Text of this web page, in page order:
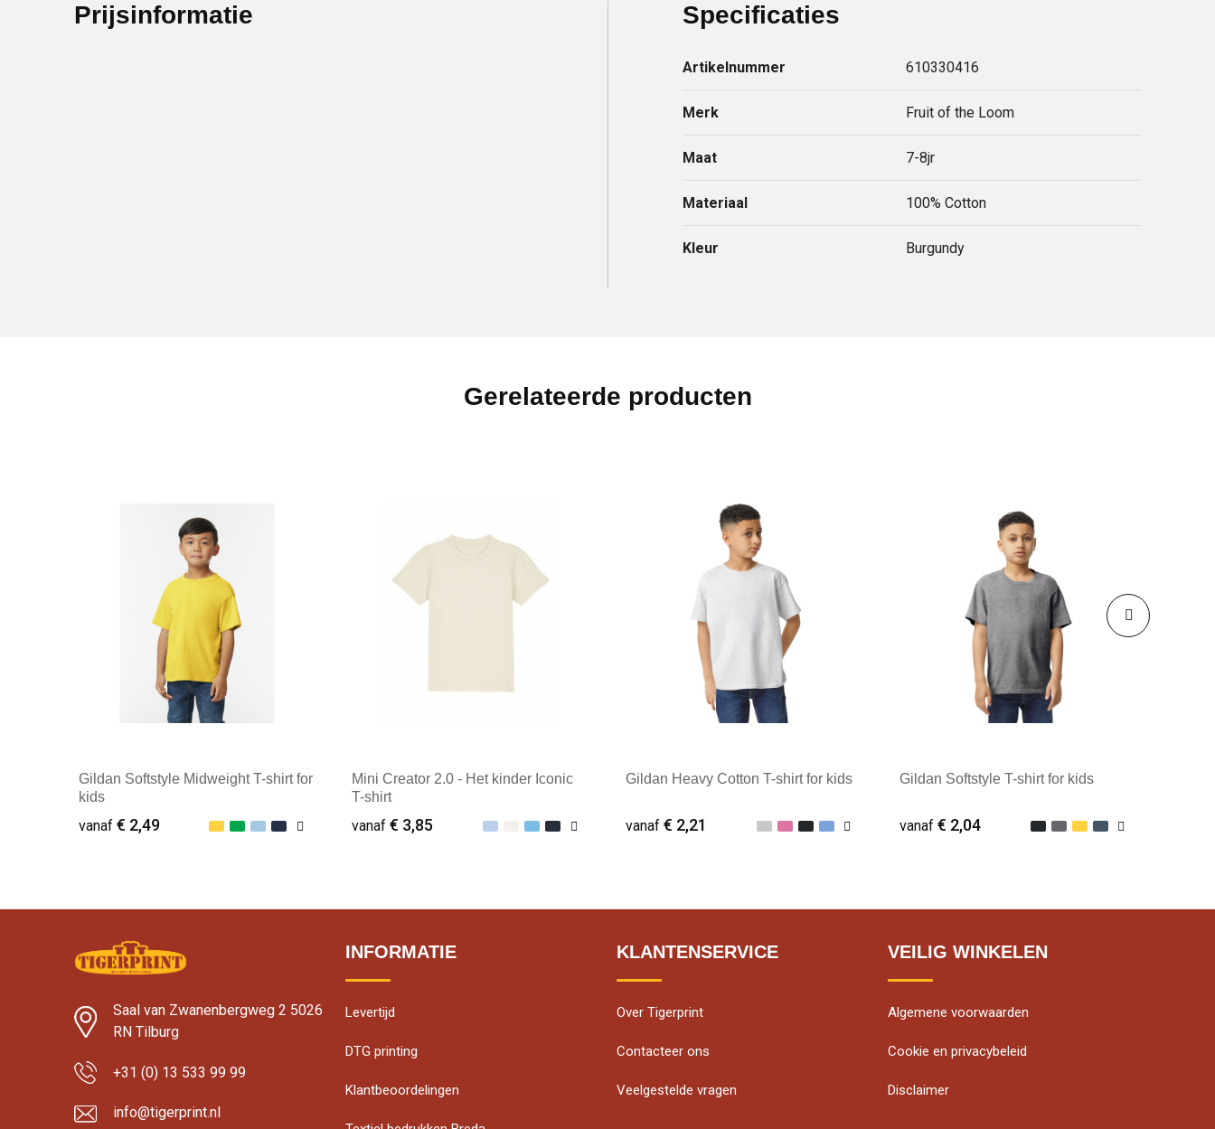
Prijsinformatie Specificaties
Artikelnummer 610330416
Merk Fruit of the Loom
Maat 7-8jr
Materiaal 100% Cotton
Kleur Burgundy
Gerelateerde producten
Gildan Softstyle Midweight T-shirt for
kids
vanaf € 2,49
Mini Creator 2.0 - Het kinder Iconic
T-shirt
vanaf€ 3,85
Gildan Heavy Cotton T-shirt for kids
vanaf € 2,21
Gildan Softstyle T-shirt for kids
vanaf € 2,04
Saal van Zwanenbergweg 2 5026
RN Tilburg
+31 (0) 13 533 99 99
info@tigerprint.nl
INFORMATIE
Levertijd
DTG printing
Klantbeoordelingen
KLANTENSERVICE
Over Tigerprint
Contacteer ons
Veelgestelde vragen
VEILIG WINKELEN
Algemene voorwaarden
Cookie en privacybeleid
Disclaimer